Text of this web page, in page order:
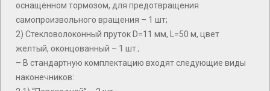
оснащённом тормозом, для предотвращения
самопроизвольного вращения – 1 шт;
2) Стекловолоконный пруток D=11 мм, L=50 м, цвет
желтый, оконцованный – 1 шт.;
– В стандартную комплектацию входят следующие виды
наконечников: